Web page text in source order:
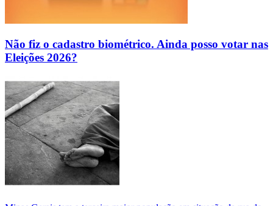
Não fiz o cadastro biométrico. Ainda posso votar nas
Eleições 2026?